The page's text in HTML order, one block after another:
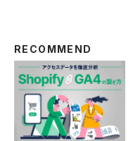
RECOMMEND